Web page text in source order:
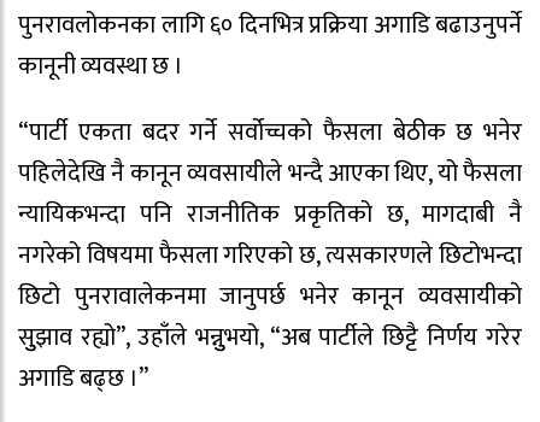
पुनरावलोकनका लागि ६० दिनभित्र प्रक्रिया अगाडि बढाउनुपर्ने
कानूनी व्यवस्था छ ।
“पार्टी एकता बदर गर्ने सर्वोच्चको फैसला बेठीक छ भनेर
पहिलेदेखि नै कानून व्यवसायीले भन्दै आएका थिए, यो फैसला
न्यायिकभन्दा पनि राजनीतिक प्रकृतिको छ, मागदाबी नै
नगरेको विषयमा फैसला गरिएको छ, त्यसकारणले छिटोभन्दा
छिटो पुनरावालेकनमा जानुपर्छ भनेर कानून व्यवसायीको
सुुझाव रह्यो”, उहाँले भन्नुुभयो, “अब पार्टीले छिट्टै निर्णय गरेर
अगाडि बढ्छ ।”